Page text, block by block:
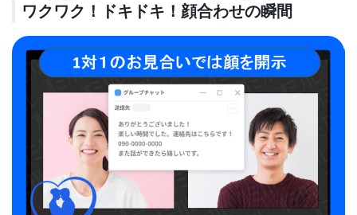
ワクワク！ドキドキ！顔合わせの瞬間